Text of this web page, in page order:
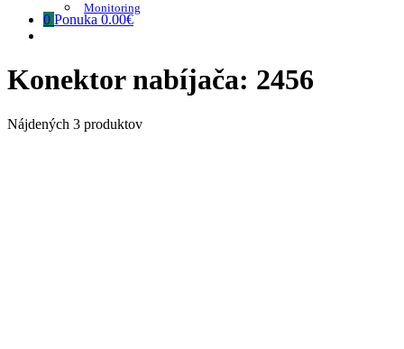
Monitoring
0 Ponuka 0.00€
Konektor nabíjača: 2456
Nájdených 3 produktov